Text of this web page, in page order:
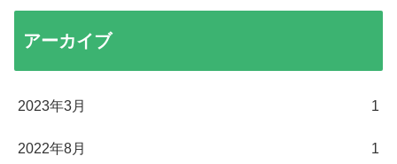
アーカイブ
2023年3月 1
2022年8月 1